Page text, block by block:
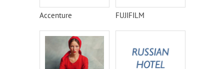
Accenture FUJIFILM